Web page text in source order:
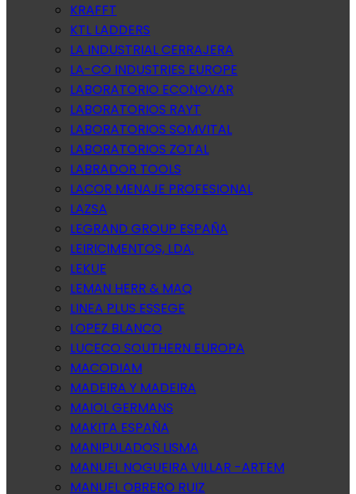
KRAFFT
KTL LADDERS
LA INDUSTRIAL CERRAJERA
LA-CO INDUSTRIES EUROPE
LABORATORIO ECONOVAR
LABORATORIOS RAYT
LABORATORIOS SOMVITAL
LABORATORIOS ZOTAL
LABRADOR TOOLS
LACOR MENAJE PROFESIONAL
LAZSA
LEGRAND GROUP ESPAÑA
LEIRICIMENTOS, LDA.
LEKUE
LEMAN HERR & MAQ
LINEA PLUS ESSEGE
LOPEZ BLANCO
LUCECO SOUTHERN EUROPA
MACODIAM
MADEIRA Y MADEIRA
MAIOL GERMANS
MAKITA ESPAÑA
MANIPULADOS LISMA
MANUEL NOGUEIRA VILLAR -ARTEM
MANUEL OBRERO RUIZ